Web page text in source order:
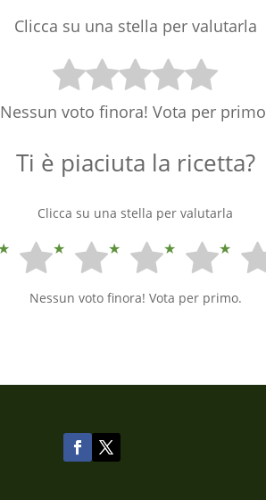
Clicca su una stella per valutarla
Nessun voto finora! Vota per
Ti è piaciuta la ricetta?
Clicca su una stella per valutarla
Nessun voto finora! Vota per primo.